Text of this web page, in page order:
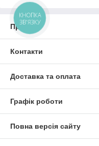
Про нас
Контакти
Доставка та оплата
Графік роботи
Повна версія сайту
КНОПКА
ЗВ'ЯЗКУ